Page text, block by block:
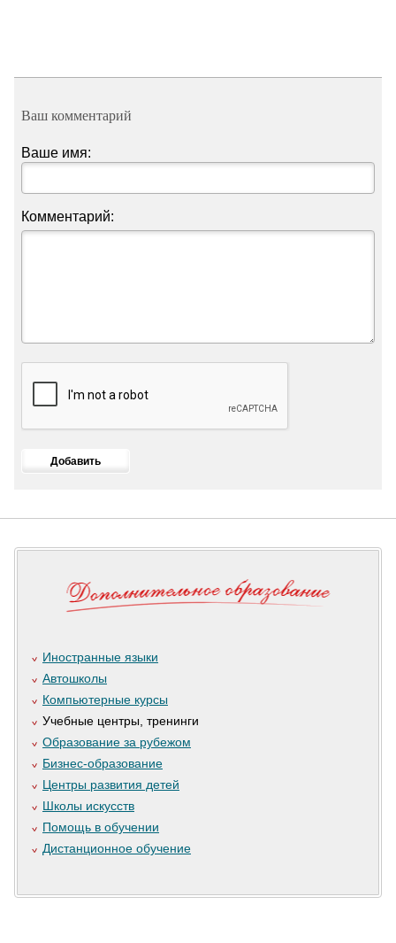
Ваш комментарий
Ваше имя:
Комментарий:
Иностранные языки
Автошколы
Компьютерные курсы
Учебные центры, тренинги
Образование за рубежом
Бизнес-образование
Центры развития детей
Школы искусств
Помощь в обучении
Дистанционное обучение